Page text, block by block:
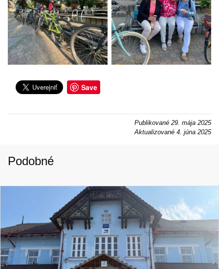
Save
Publikované 29. mája 2025
Aktualizované 4. júna 2025
Podobné